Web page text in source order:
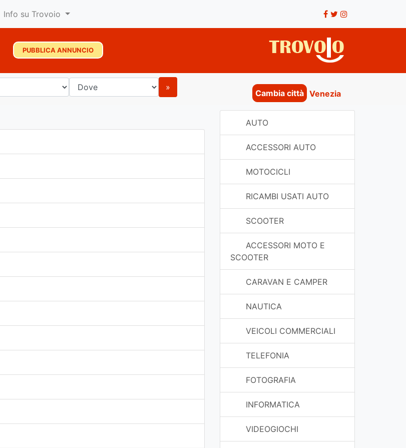
Info su Trovoio
PUBBLICA ANNUNCIO
»
Cambia città Venezia
AUTO
ACCESSORI AUTO
MOTOCICLI
RICAMBI USATI AUTO
SCOOTER
ACCESSORI MOTO E
SCOOTER
CARAVAN E CAMPER
NAUTICA
VEICOLI COMMERCIALI
TELEFONIA
FOTOGRAFIA
INFORMATICA
VIDEOGIOCHI